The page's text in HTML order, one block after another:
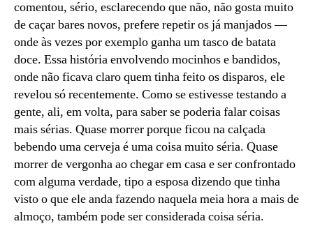
comentou, sério, esclarecendo que não, não gosta muito
de caçar bares novos, prefere repetir os já manjados —
onde às vezes por exemplo ganha um tasco de batata
doce. Essa história envolvendo mocinhos e bandidos,
onde não ficava claro quem tinha feito os disparos, ele
revelou só recentemente. Como se estivesse testando a
gente, ali, em volta, para saber se poderia falar coisas
mais sérias. Quase morrer porque ficou na calçada
bebendo uma cerveja é uma coisa muito séria. Quase
morrer de vergonha ao chegar em casa e ser confrontado
com alguma verdade, tipo a esposa dizendo que tinha
visto o que ele anda fazendo naquela meia hora a mais de
almoço, também pode ser considerada coisa séria.